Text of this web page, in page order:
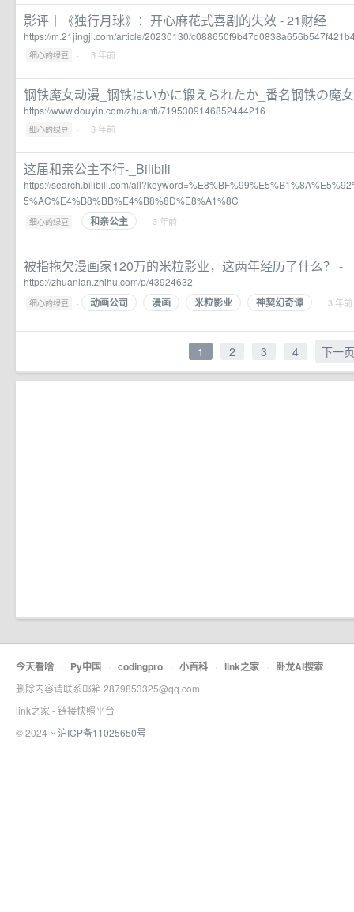
影评丨《独行月球》：开心麻花式喜剧的失效 - 21财经
https://m.21jingji.com/article/20230130/
细心的绿豆 · · 3 年前
钢铁魔女动漫_钢铁はいかに锻えられたか_番名钢铁の魔
https://www.douyin.com/zhuanti/7195309146852444216
细心的绿豆 · · 3 年前
这届和亲公主不行-_Bilibili
https://search.bilibili.com/
5%AC%E4%B8%BB%E4%B8%8D%E8%A1%8C
细心的绿豆 · 和亲公主 · 3 年前
被指拖欠漫画家120万的米粒影业，这两年经历了什么？ -
https://zhuanlan.zhihu.com/p/43924632
细心的绿豆 · 动画公司 漫画 米粒影业 神契幻奇谭 · 3 年前
1 2 3 4 下一页
今天看啥 · Py中国 · codingpro · 小百科 · link之家 · 卧龙AI搜索
删除内容请联系邮箱 2879853325@qq.com
link之家 - 链接快照平台
© 2024 ~ 沪ICP备11025650号